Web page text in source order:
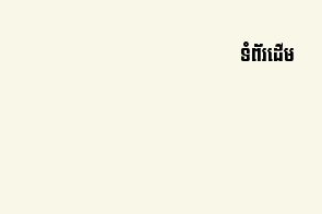
ទំព័រដើម